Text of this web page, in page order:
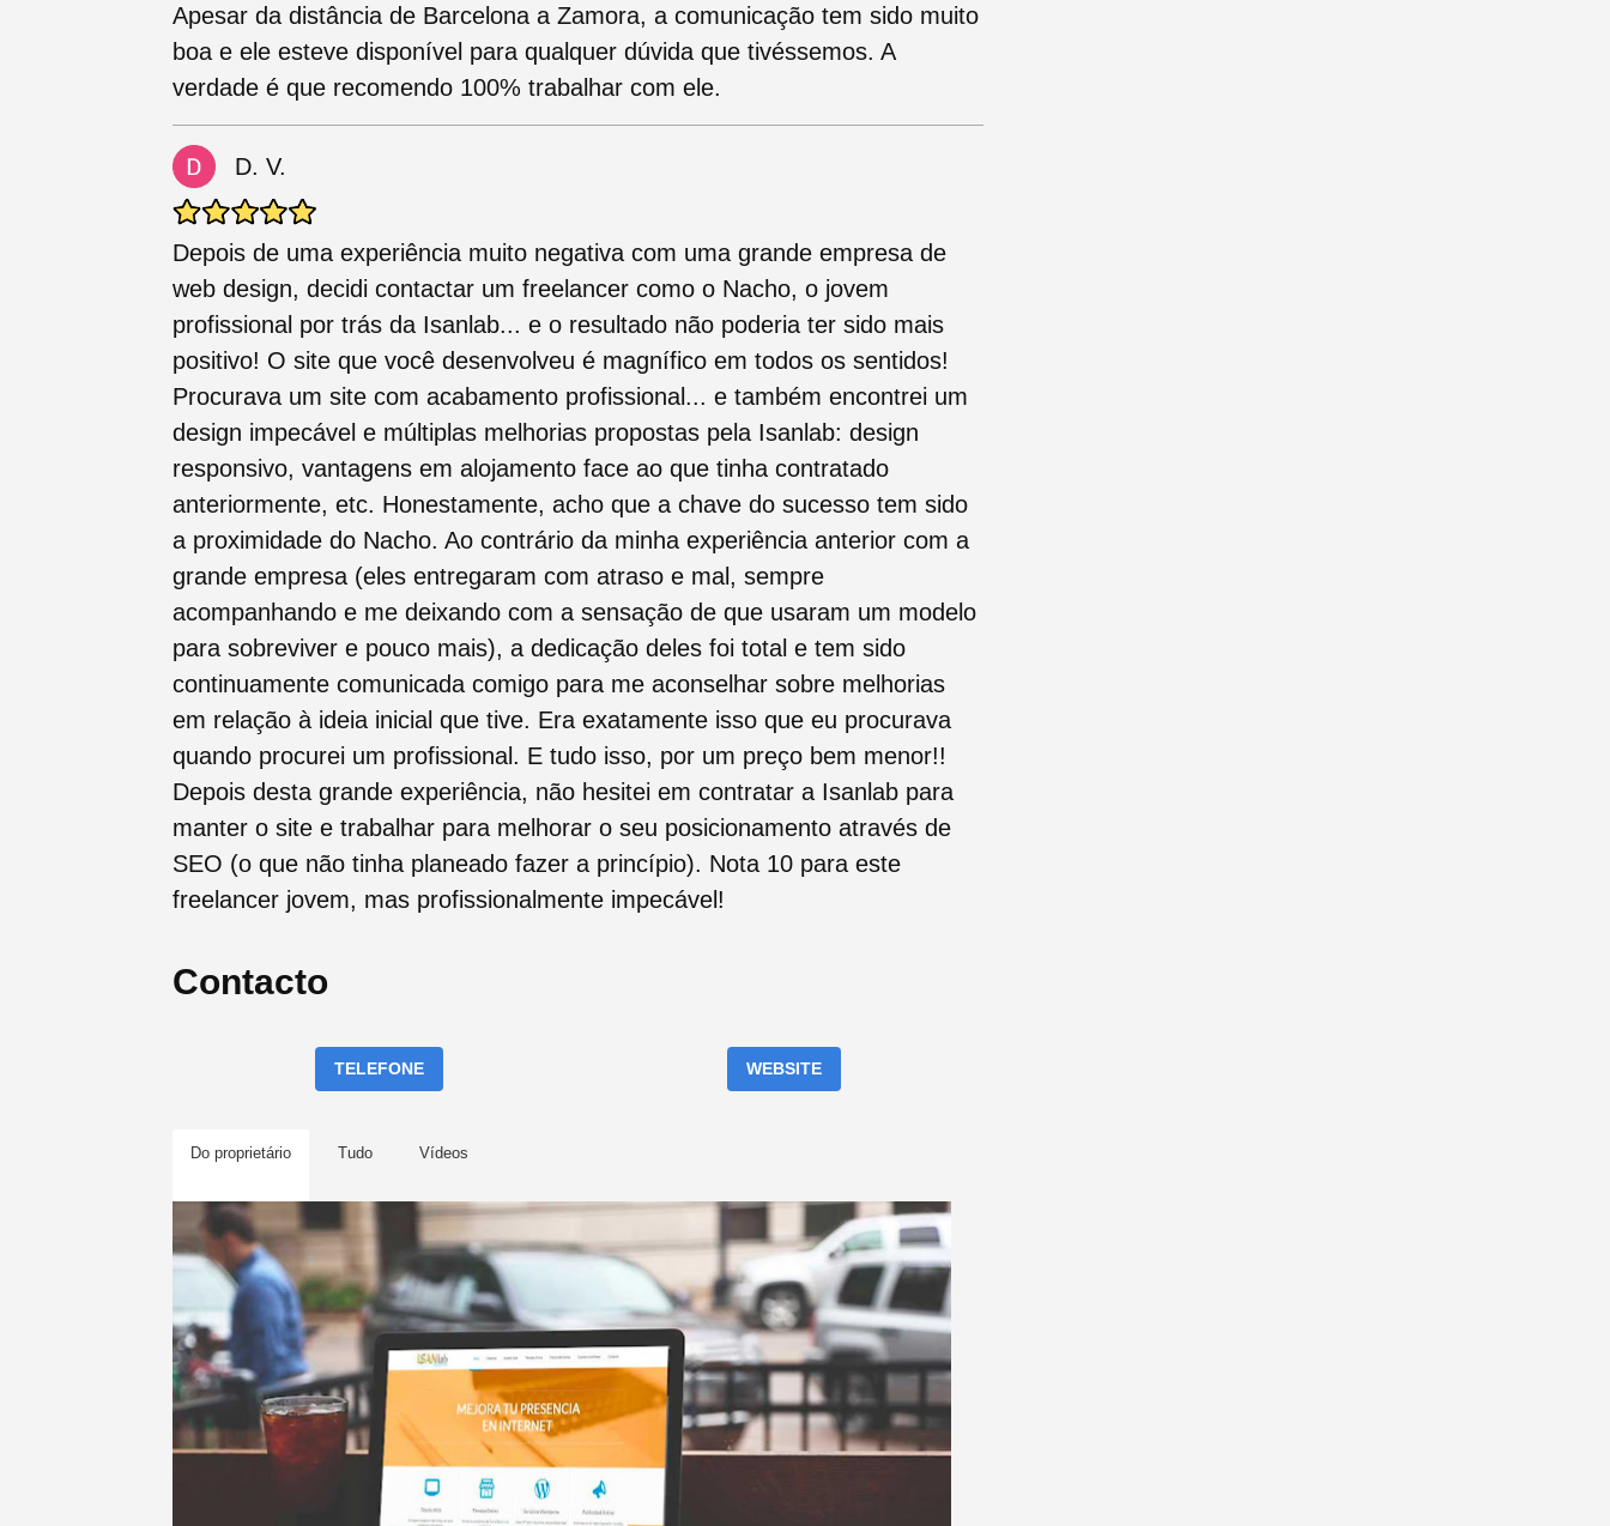
Apesar da distância de Barcelona a Zamora, a comunicação tem sido muito
boa e ele esteve disponível para qualquer dúvida que tivéssemos. A
verdade é que recomendo 100% trabalhar com ele.
D. V.
Depois de uma experiência muito negativa com uma grande empresa de
web design, decidi contactar um freelancer como o Nacho, o jovem
profissional por trás da Isanlab... e o resultado não poderia ter sido mais
positivo! O site que você desenvolveu é magnífico em todos os sentidos!
Procurava um site com acabamento profissional... e também encontrei um
design impecável e múltiplas melhorias propostas pela Isanlab: design
responsivo, vantagens em alojamento face ao que tinha contratado
anteriormente, etc. Honestamente, acho que a chave do sucesso tem sido
a proximidade do Nacho. Ao contrário da minha experiência anterior com a
grande empresa (eles entregaram com atraso e mal, sempre
acompanhando e me deixando com a sensação de que usaram um modelo
para sobreviver e pouco mais), a dedicação deles foi total e tem sido
continuamente comunicada comigo para me aconselhar sobre melhorias
em relação à ideia inicial que tive. Era exatamente isso que eu procurava
quando procurei um profissional. E tudo isso, por um preço bem menor!!
Depois desta grande experiência, não hesitei em contratar a Isanlab para
manter o site e trabalhar para melhorar o seu posicionamento através de
SEO (o que não tinha planeado fazer a princípio). Nota 10 para este
freelancer jovem, mas profissionalmente impecável!
Contacto
TELEFONE WEBSITE
Do proprietário Tudo Vídeos